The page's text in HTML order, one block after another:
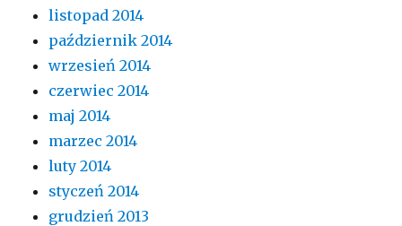
listopad 2014
październik 2014
wrzesień 2014
czerwiec 2014
maj 2014
marzec 2014
luty 2014
styczeń 2014
grudzień 2013